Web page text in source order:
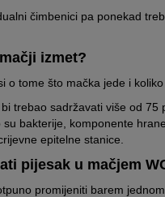
čimbenici pa ponekad
izmet?
o tome što mačka jede i koliko
trebao sadržavati više od
bakterije, komponente
epitelne stanice.
pijesak u mačjem
promijeniti barem